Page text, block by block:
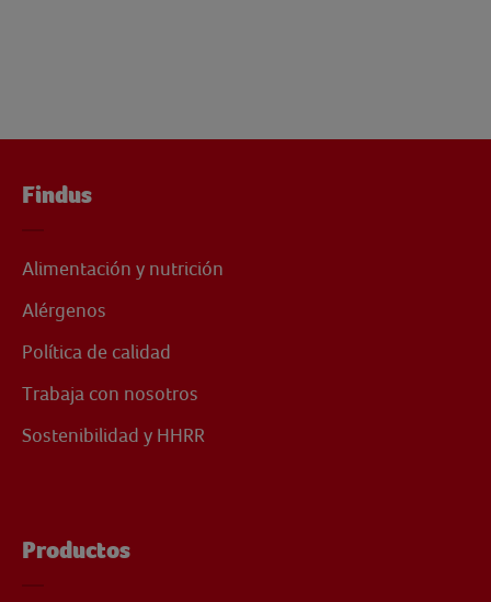
Findus
Alimentación y nutrición
Alérgenos
Política de calidad
Trabaja con nosotros
Sostenibilidad y HHRR
Productos